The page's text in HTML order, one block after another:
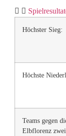
Höchster Sieg:
Höchste
Teams gegen
Elbflorenz